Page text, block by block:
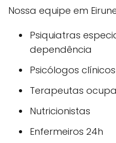
Nossa equipe em
Psiquiatras
dependência
Psicólogos
Terapeutas
Nutricionistas
Enfermeiros 24h